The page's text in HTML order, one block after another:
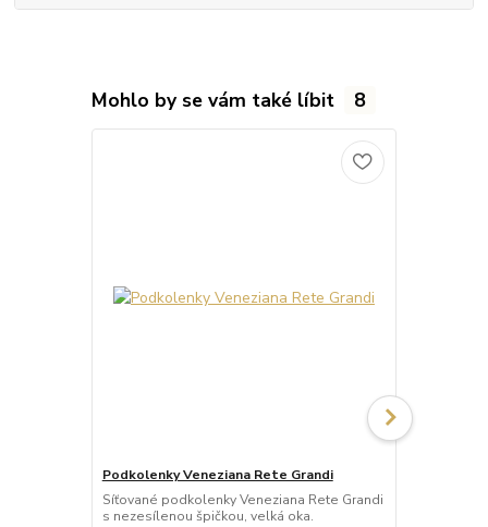
Mohlo by se vám také líbit 8
Podkolenky Veneziana Rete Grandi
Síťované podkolenky Veneziana Rete Grandi
s nezesílenou špičkou, velká oka.